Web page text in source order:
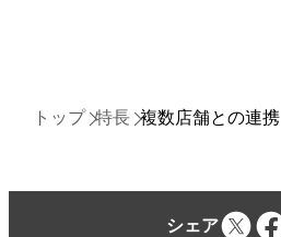
トップ 特長 複数店舗との連携
シェア